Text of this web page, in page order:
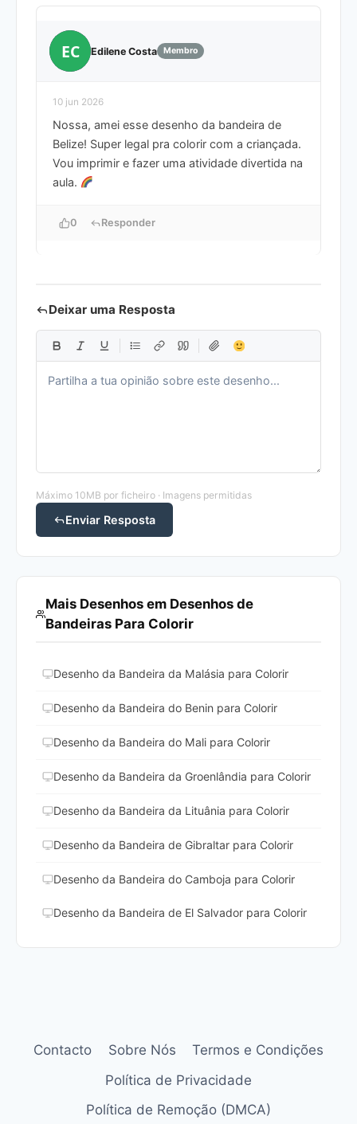
EC Edilene Costa Membro
10 jun 2026
Nossa, amei esse desenho da bandeira de
Belize! Super legal pra colorir com a criançada.
Vou imprimir e fazer uma atividade divertida na
aula.
0 Responder
Deixar uma Resposta
Máximo 10MB por ficheiro · Imagens permitidas
Enviar Resposta
Mais Desenhos em Desenhos de
Bandeiras Para Colorir
Desenho da Bandeira da Malásia para Colorir
Desenho da Bandeira do Benin para Colorir
Desenho da Bandeira do Mali para Colorir
Desenho da Bandeira da Groenlândia para Colorir
Desenho da Bandeira da Lituânia para Colorir
Desenho da Bandeira de Gibraltar para Colorir
Desenho da Bandeira do Camboja para Colorir
Desenho da Bandeira de El Salvador para Colorir
Contacto Sobre Nós
Termos e Condições
Política de Privacidade
Política de Remoção (DMCA)